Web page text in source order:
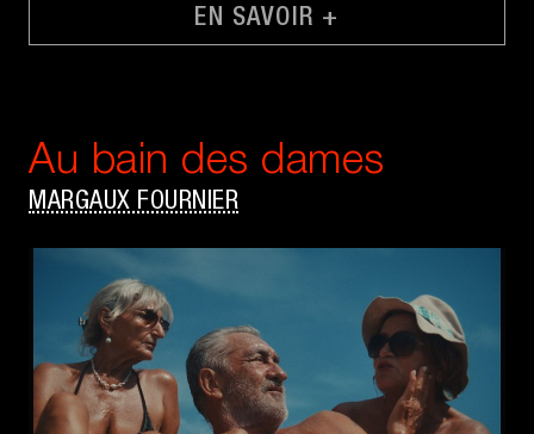
EN SAVOIR +
Au bain des dames
MARGAUX FOURNIER